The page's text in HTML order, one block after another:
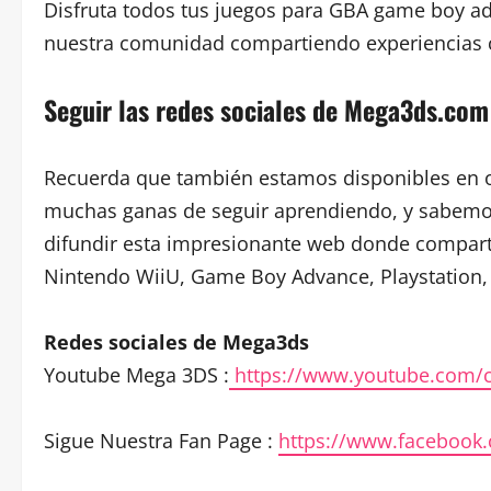
Disfruta todos tus juegos para GBA game boy
nuestra comunidad compartiendo
Seguir las redes sociales de Mega3ds.com
Recuerda que también estamos disponibles
muchas ganas de seguir aprendiendo, y
difundir esta impresionante web donde
Nintendo WiiU, Game Boy Advance,
Redes sociales de Mega3ds
Youtube Mega 3DS : https://www.youtube.com/
Sigue Nuestra Fan Page : https://